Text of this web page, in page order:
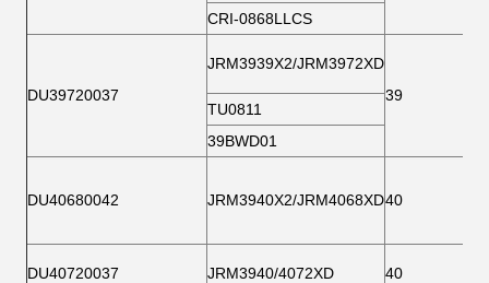
CRI-0868LLCS
DU39720037
JRM3939X2/JRM3972XD
39
TU0811
39BWD01
DU40680042 JRM3940X2/JRM4068XD40
DU40720037 JRM3940/4072XD 40